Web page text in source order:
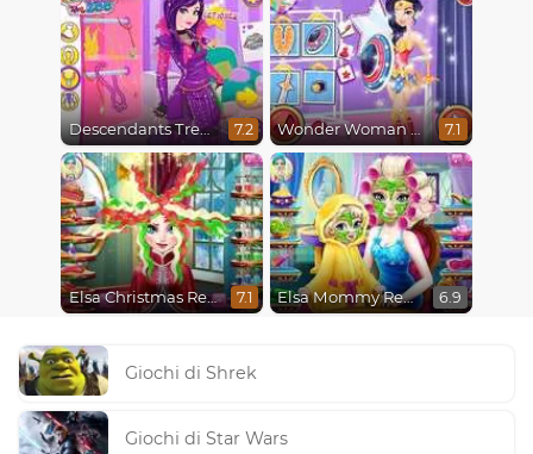
Descendants Trendsetters 7.2 Wonder Woman Fashion Event 7.1
Elsa Christmas Real Haircuts 7.1 Elsa Mommy Real Makeover 6.9
Giochi di Shrek
Giochi di Star Wars